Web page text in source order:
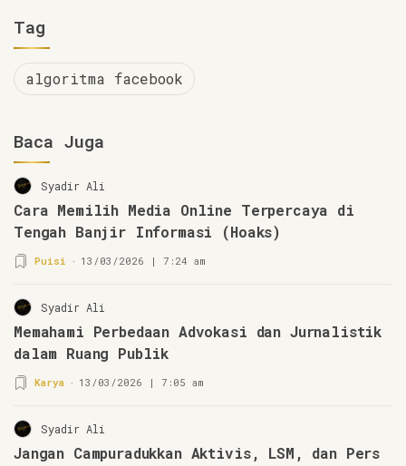
Tag
algoritma facebook
Baca Juga
Syadir Ali
Cara Memilih Media Online Terpercaya di
Tengah Banjir Informasi (Hoaks)
Puisi 13/03/2026 | 7:24 am
Syadir Ali
Memahami Perbedaan Advokasi dan Jurnalistik
dalam Ruang Publik
Karya 13/03/2026 | 7:05 am
Syadir Ali
Jangan Campuradukkan Aktivis, LSM, dan Pers